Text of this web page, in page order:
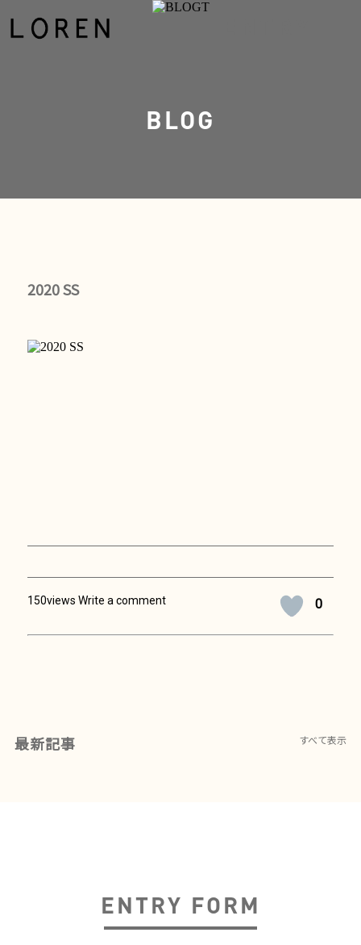
BLOG
2020 SS
150views Write a comment 0
最新記事 すべて表示
ENTRY FORM